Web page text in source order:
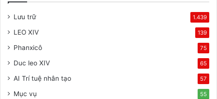
Lưu trữ 1.439
LEO XIV 139
Phanxicô 75
Duc leo XIV 65
AI Trí tuệ nhân tạo 57
Mục vụ 55